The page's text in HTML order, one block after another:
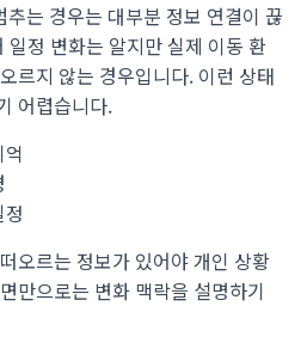
추는 경우는 대부분 정보 연결이 끊
정 변화는 알지만 실제 이동 환
르지 않는 경우입니다. 이런 상태
어렵습니다.
오르는 정보가 있어야 개인 상황
만으로는 변화 맥락을 설명하기